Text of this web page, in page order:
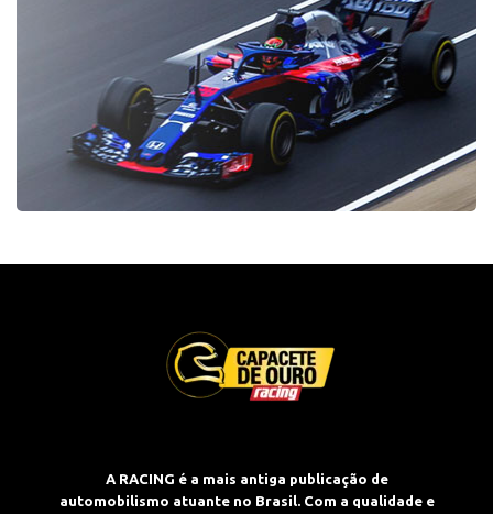
A RACING é a mais antiga publicação de
automobilismo atuante no Brasil. Com a qualidade e